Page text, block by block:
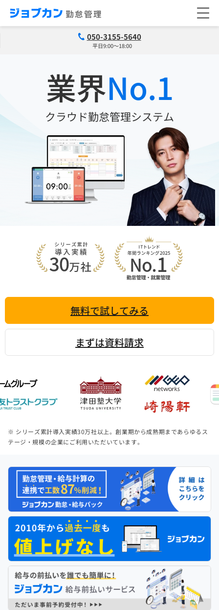
050-3155-5640
平日9:00～18:00
業界No.1
クラウド勤怠管理システム
無料で試してみる
まずは資料請求
※ シリーズ累計導入実績30万社以上。創業期から成熟期まであらゆるス
テージ・規模の企業にご利用いただいています。